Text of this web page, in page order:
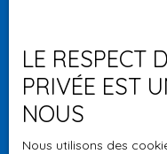
Budget max (€)
Surface min (m²)
LE RESPECT
PRIVÉE EST
NOUS
Nous utilisons des